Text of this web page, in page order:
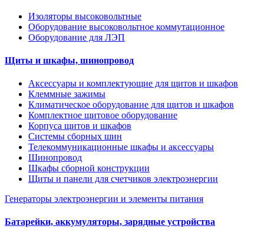
Изоляторы высоковольтные
Оборудование высоковольтное коммутационное
Оборудование для ЛЭП
Щиты и шкафы, шинопровод
Аксессуары и комплектующие для щитов и шкафов
Клеммные зажимы
Климатическое оборудование для щитов и шкафов
Комплектное щитовое оборудование
Корпуса щитов и шкафов
Системы сборных шин
Телекоммуникационные шкафы и аксессуары
Шинопровод
Шкафы сборной конструкции
Щиты и панели для счетчиков электроэнергии
Генераторы электроэнергии и элементы питания
Батарейки, аккумуляторы, зарядные устройства